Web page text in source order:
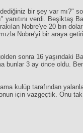
bir şey var mı?"
yanıtını verdi. Beşiktaş
Nobre'ye 20 bin
Nobre'yi bir araya
sonra 16 yaşındaki
bunlar 3 ay önce oldu.
kulüp tarafından
için vazgeçtik. Onu